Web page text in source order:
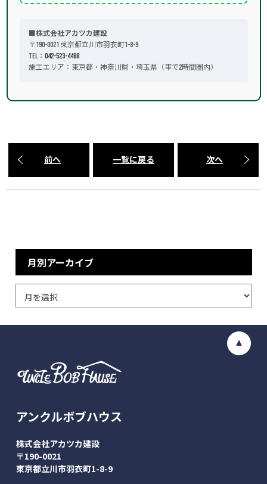
■株式会社アカツカ建設
〒190-0021 東京都立川市羽衣町1-8-9
TEL： 042-523-4488
施工エリア：東京都・神奈川県・埼玉県（車で2時間圏内）
前へ 一覧に戻る 次へ
月別アーカイブ
アンクルボブハウス
株式会社アカツカ建設
〒190-0021
東京都立川市羽衣町1-8-9